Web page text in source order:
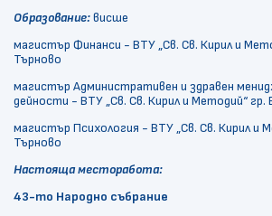
Образование:висше
магистър Финанси - ВТУ „Св. Св. Кирил и
Търново
магистър Административен и здравен
дейности - ВТУ „Св. Св. Кирил и Методий“ гр.
магистър Психология - ВТУ „Св. Св. Кирил и
Търново
Настояща месторабота:
43-то Народно събрание